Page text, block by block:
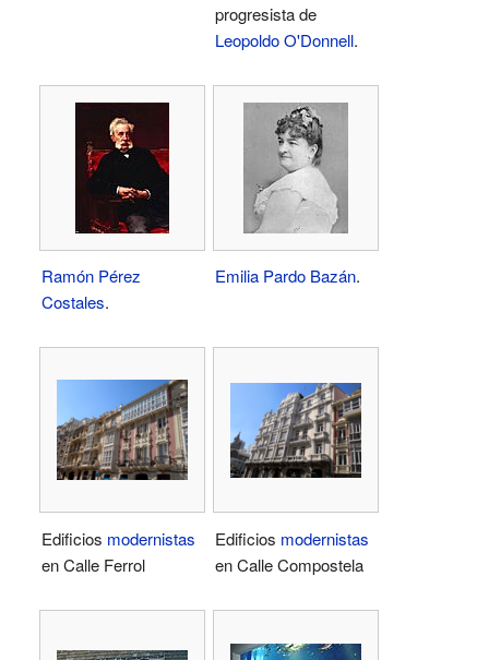
progresista de
Leopoldo O'Donnell.
Ramón Pérez
Costales.
Emilia Pardo Bazán.
Edificios modernistas
en Calle Ferrol
Edificios modernistas
en Calle Compostela